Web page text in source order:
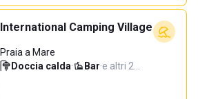
International Camping Village
Praia a Mare
Doccia calda· Bar·e altri 2…